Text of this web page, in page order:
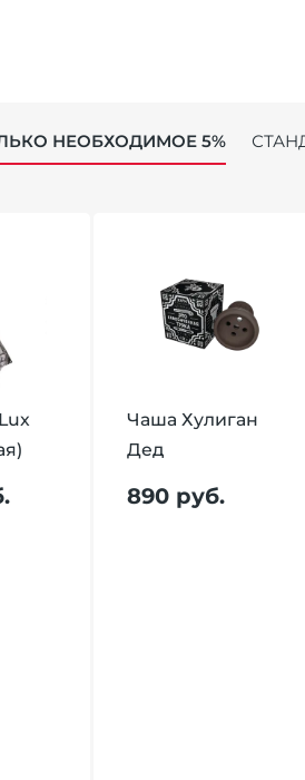
НЕОБХОДИМОЕ 5%
Чаша Хулиган
Дед
890 руб.